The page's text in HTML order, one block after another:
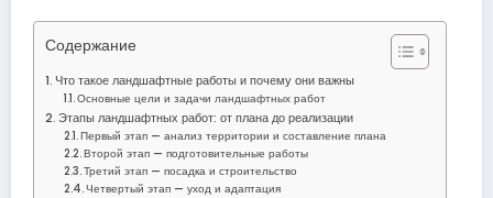
Содержание
Что такое ландшафтные работы и почему они важны
Основные цели и задачи ландшафтных работ
Этапы ландшафтных работ: от плана до реализации
Первый этап — анализ территории и составление плана
Второй этап — подготовительные работы
Третий этап — посадка и строительство
Четвертый этап — уход и адаптация